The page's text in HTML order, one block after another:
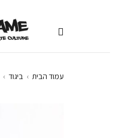
עמוד הבית › ביגוד ›